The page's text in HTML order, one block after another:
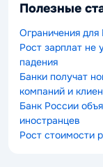
Полезные
Ограничения
Рост зарплат не
падения
Банки получат
компаний и
Банк России
иностранцев
Рост стоимости